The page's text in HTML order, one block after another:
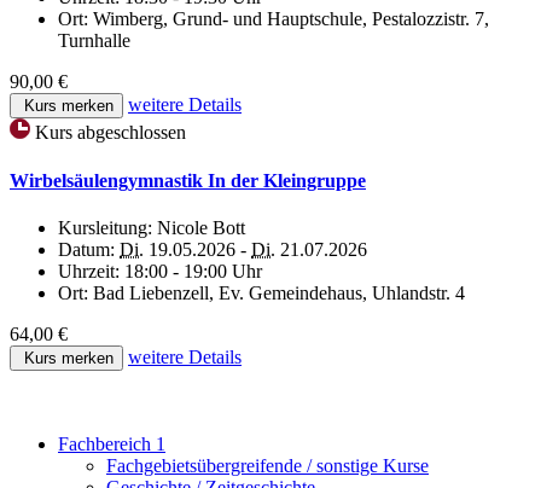
Ort: Wimberg, Grund- und Hauptschule, Pestalozzistr. 7,
Turnhalle
90,00 €
Kurs merken
weitere Details
Kurs abgeschlossen
Wirbelsäulengymnastik In der Kleingruppe
Kursleitung: Nicole Bott
Datum: Di. 19.05.2026 - Di. 21.07.2026
Uhrzeit: 18:00 - 19:00 Uhr
Ort: Bad Liebenzell, Ev. Gemeindehaus, Uhlandstr. 4
64,00 €
Kurs merken weitere Details
Fachbereich 1
Fachgebietsübergreifende / sonstige Kurse